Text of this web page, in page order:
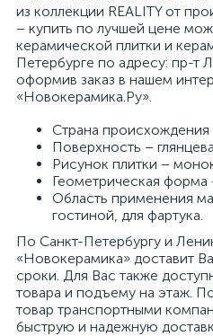
из коллекции REALITY от
– купить по лучшей цене
керамической плитки и
Петербурге по адресу: пр-т
оформив заказ в нашем
«Новокерамика.Ру».
Страна
Поверхность –
Рисунок плитки –
Геометрическая форма
Область применения
гостиной, для фартука.
По Санкт-Петербургу и
«Новокерамика» доставит
сроки. Для Вас также
товара и подъему на этаж.
товар транспортными
быструю и надежную